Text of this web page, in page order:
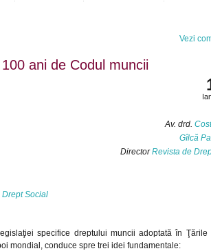
Vezi
ani de Codul muncii
Av. drd.
Gîlcă
DirectorRevista de
Social
specifice dreptului muncii adoptată în Ţările
mondial, conduce spre trei idei fundamentale: